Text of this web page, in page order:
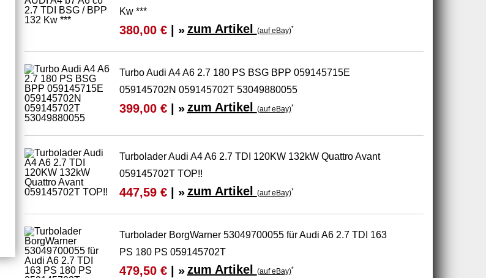
Kw ***
380,00 €| » zum Artikel (auf eBay)*
Turbo Audi A4 A6 2.7 180 PS BSG BPP 059145715E
059145702N 059145702T 53049880055
399,00 €| » zum Artikel (auf eBay)*
Turbolader Audi A4 A6 2.7 TDI 120KW 132kW Quattro Avant
059145702T TOP!!
447,59 €| » zum Artikel (auf eBay)*
Turbolader BorgWarner 53049700055 für Audi A6 2.7 TDI 163
PS 180 PS 059145702T
479,50 €| » zum Artikel (auf eBay)*